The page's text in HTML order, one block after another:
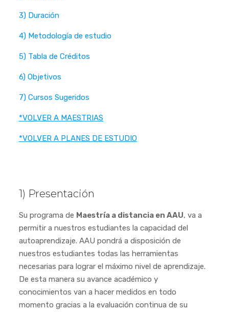
3) Duración
4) Metodología de estudio
5) Tabla de Créditos
6) Objetivos
7) Cursos Sugeridos
*VOLVER A MAESTRIAS
*VOLVER A PLANES DE ESTUDIO
1) Presentación
Su programa de Maestría a distancia en AAU, va a
permitir a nuestros estudiantes la capacidad del
autoaprendizaje. AAU pondrá a disposición de
nuestros estudiantes todas las herramientas
necesarias para lograr el máximo nivel de aprendizaje.
De esta manera su avance académico y
conocimientos van a hacer medidos en todo
momento gracias a la evaluación continua de su